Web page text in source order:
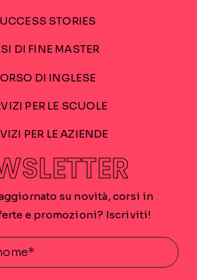
STORIES
DI FINE MASTER
DI INGLESE
PER LE SCUOLE
PER LE AZIENDE
su novità, corsi in
e promozioni? Iscriviti!